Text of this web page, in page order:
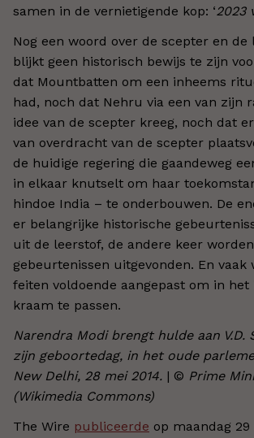
samen in de vernietigende kop: ‘2023
Nog een woord over de scepter en de
blijkt geen historisch bewijs te zijn
dat Mountbatten om een inheems
had, noch dat Nehru via een van zijn
idee van de scepter kreeg, noch dat
van overdracht van de scepter
de huidige regering die gaandeweg
in elkaar knutselt om haar
hindoe India – te onderbouwen. De
er belangrijke historische
uit de leerstof, de andere keer
gebeurtenissen uitgevonden. En vaak
feiten voldoende aangepast om in het
kraam te passen.
Narendra Modi brengt hulde aan V.D.
zijn geboortedag, in het oude
New Delhi, 28 mei 2014. | © Prime
(Wikimedia Commons)
The Wire publiceerde op maandag